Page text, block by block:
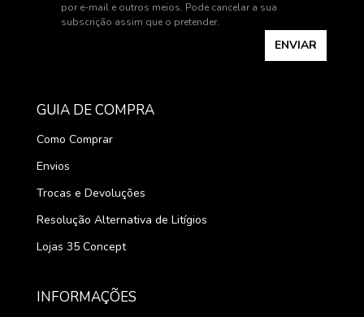
por e-mail e outros meios. Pode cancelar a sua
subscrição assim que o pretender.
ENVIAR
GUIA DE COMPRA
Como Comprar
Envios
Trocas e Devoluções
Resolução Alternativa de Litígios
Lojas 35 Concept
INFORMAÇÕES